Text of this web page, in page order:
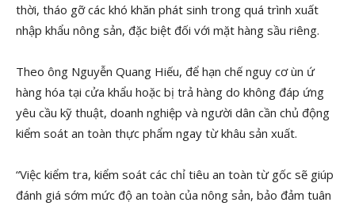
thời, tháo gỡ các khó khăn phát sinh trong quá trình xuất
nhập khẩu nông sản, đặc biệt đối với mặt hàng sầu riêng.
Theo ông Nguyễn Quang Hiếu, để hạn chế nguy cơ ùn ứ
hàng hóa tại cửa khẩu hoặc bị trả hàng do không đáp ứng
yêu cầu kỹ thuật, doanh nghiệp và người dân cần chủ động
kiểm soát an toàn thực phẩm ngay từ khâu sản xuất.
“Việc kiểm tra, kiểm soát các chỉ tiêu an toàn từ gốc sẽ giúp
đánh giá sớm mức độ an toàn của nông sản, bảo đảm tuân